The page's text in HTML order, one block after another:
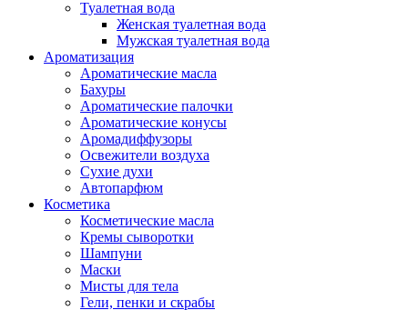
Туалетная вода
Женская туалетная вода
Мужская туалетная вода
Ароматизация
Ароматические масла
Бахуры
Ароматические палочки
Ароматические конусы
Аромадиффузоры
Освежители воздуха
Сухие духи
Автопарфюм
Косметика
Косметические масла
Кремы сыворотки
Шампуни
Маски
Мисты для тела
Гели, пенки и скрабы